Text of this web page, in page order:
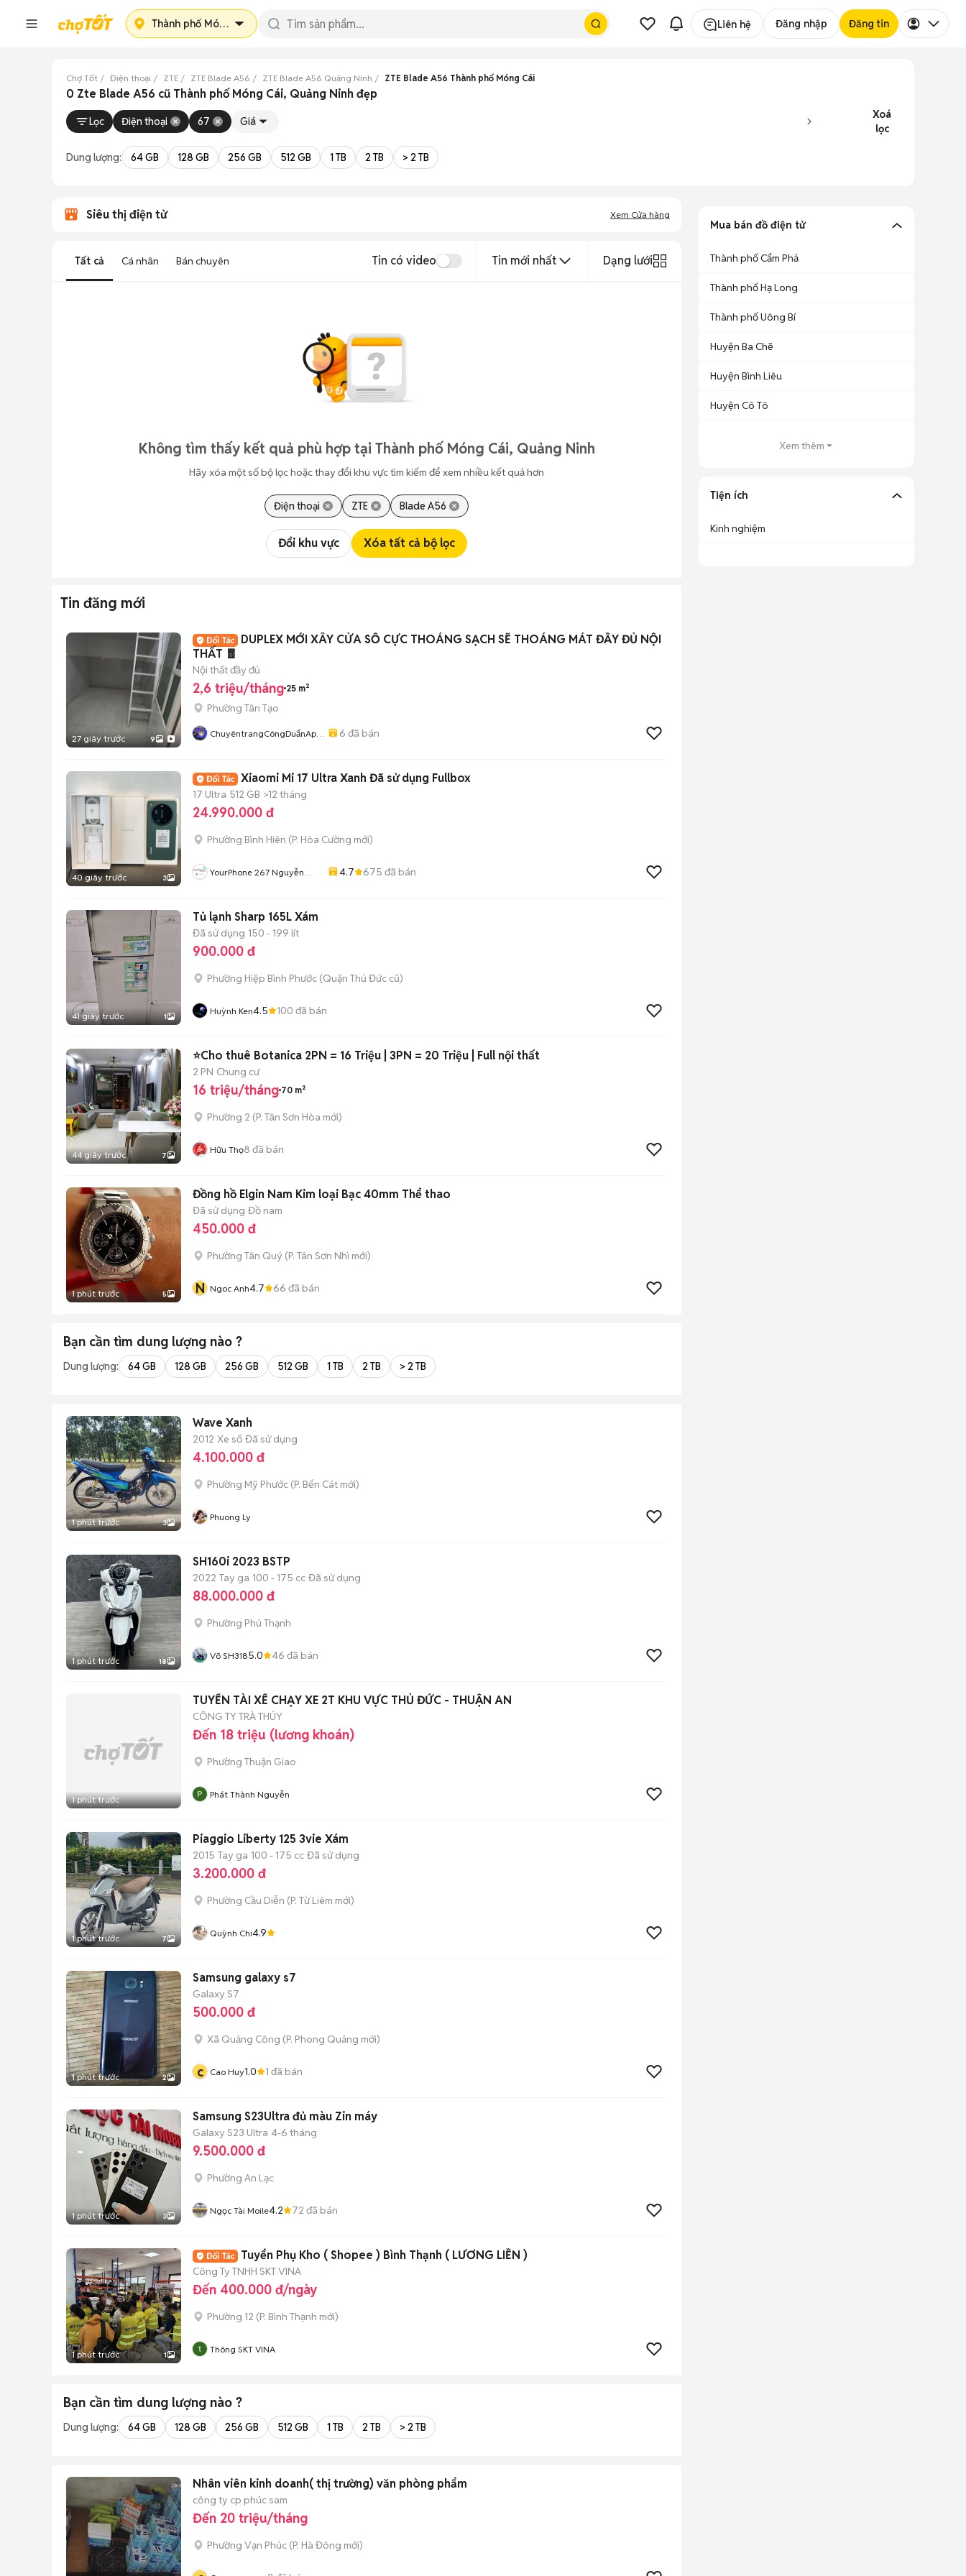
Thành phố Móng Cái Liên hệ Đăng nhập Đăng tin
Chợ Tốt Điện thoại ZTE ZTE Blade A56 ZTE Blade A56 Quảng Ninh ZTE Blade A56 Thành phố Móng Cái
0 Zte Blade A56 cũ Thành phố Móng Cái, Quảng Ninh đẹp
Lọc Điện thoại 67 Giá
Xoá
lọc
Dung lượng: 64 GB 128 GB 256 GB 512 GB 1 TB 2 TB > 2 TB
Siêu thị điện tử Xem Cửa hàng
Tất cả Cá nhân Bán chuyên Tin có video Tin mới nhất Dạng lưới
Không tìm thấy kết quả phù hợp tại Thành phố Móng Cái, Quảng Ninh
Hãy xóa một số bộ lọc hoặc thay đổi khu vực tìm kiếm để xem nhiều kết quả hơn
Điện thoại ZTE Blade A56
Đổi khu vực Xóa tất cả bộ lọc
Tin đăng mới
27 giây trước 9
DUPLEX MỚI XÂY CỬA SỔ CỰC THOÁNG SẠCH SẼ THOÁNG MÁT ĐẦY ĐỦ NỘI
THẤT 🧧
Nội thất đầy đủ
2,6 triệu/tháng 25 m²
Phường Tân Tạo
ChuyêntrangCôngDuẩnApar
6 đã bán
40 giây trước 3
Xiaomi Mi 17 Ultra Xanh Đã sử dụng Fullbox
17 Ultra 512 GB >12 tháng
24.990.000 đ
Phường Bình Hiên (P. Hòa Cường mới)
YourPhone 267 Nguyễn
4.7 675 đã bán
41 giây trước 1
Tủ lạnh Sharp 165L Xám
Đã sử dụng 150 - 199 lít
900.000 đ
Phường Hiệp Bình Phước (Quận Thủ Đức cũ)
Huỳnh Ken4.5 100 đã bán
44 giây trước 7
⭐Cho thuê Botanica 2PN = 16 Triệu | 3PN = 20 Triệu | Full nội thất
2 PN Chung cư
16 triệu/tháng 70 m²
Phường 2 (P. Tân Sơn Hòa mới)
Hữu Thọ8 đã bán
1 phút trước 5
Đồng hồ Elgin Nam Kim loại Bạc 40mm Thể thao
Đã sử dụng Đồ nam
450.000 đ
Phường Tân Quý (P. Tân Sơn Nhì mới)
N Ngoc Anh4.7 66 đã bán
Bạn cần tìm dung lượng nào ?
Dung lượng: 64 GB 128 GB 256 GB 512 GB 1 TB 2 TB > 2 TB
1 phút trước 3
Wave Xanh
2012 Xe số Đã sử dụng
4.100.000 đ
Phường Mỹ Phước (P. Bến Cát mới)
Phuong Ly
1 phút trước 18
SH160i 2023 BSTP
2022 Tay ga 100 - 175 cc Đã sử dụng
88.000.000 đ
Phường Phú Thạnh
Võ SH3185.0 46 đã bán
1 phút trước
TUYỂN TÀI XẾ CHẠY XE 2T KHU VỰC THỦ ĐỨC - THUẬN AN
CÔNG TY TRÀ THÚY
Đến 18 triệu (lương khoán)
Phường Thuận Giao
Phát Thành Nguyễn
1 phút trước 7
Piaggio Liberty 125 3vie Xám
2015 Tay ga 100 - 175 cc Đã sử dụng
3.200.000 đ
Phường Cầu Diễn (P. Từ Liêm mới)
Quỳnh Chi4.9
1 phút trước 2
Samsung galaxy s7
Galaxy S7
500.000 đ
Xã Quảng Công (P. Phong Quảng mới)
c Cao Huy1.0 1 đã bán
1 phút trước 3
Samsung S23Ultra đủ màu Zin máy
Galaxy S23 Ultra 4-6 tháng
9.500.000 đ
Phường An Lạc
Ngọc Tài Moile4.2 72 đã bán
1 phút trước 1
Tuyển Phụ Kho ( Shopee ) Bình Thạnh ( LƯƠNG LIỀN )
Công Ty TNHH SKT VINA
Đến 400.000 đ/ngày
Phường 12 (P. Bình Thạnh mới)
Thông SKT VINA
Bạn cần tìm dung lượng nào ?
Dung lượng: 64 GB 128 GB 256 GB 512 GB 1 TB 2 TB > 2 TB
Nhân viên kinh doanh( thị trường) văn phòng phẩm
công ty cp phúc sam
Đến 20 triệu/tháng
Phường Vạn Phúc (P. Hà Đông mới)
Mua bán đồ điện tử
Thành phố Cẩm Phả
Thành phố Hạ Long
Thành phố Uông Bí
Huyện Ba Chẽ
Huyện Bình Liêu
Huyện Cô Tô
Xem thêm
Tiện ích
Kinh nghiệm